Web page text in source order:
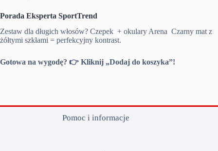
Porada Eksperta SportTrend
Zestaw dla długich włosów? Czepek + okulary Arena Czarny mat z
żółtymi szkłami = perfekcyjny kontrast.
Gotowa na wygodę? 👉 Kliknij „Dodaj do koszyka”!
Pomoc i informacje